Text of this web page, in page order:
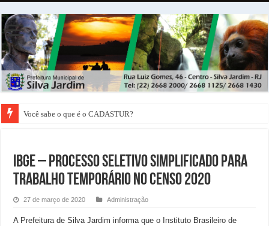
Você sabe o que é o CADASTUR?
IBGE – PROCESSO SELETIVO SIMPLIFICADO PARA
TRABALHO TEMPORÁRIO NO CENSO 2020
27 de março de 2020 Administração
A Prefeitura de Silva Jardim informa que o Instituto Brasileiro de